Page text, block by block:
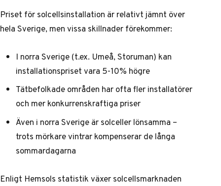
Priset för solcellsinstallation är relativt jämnt över
hela Sverige, men vissa skillnader förekommer:
I norra Sverige (t.ex. Umeå, Storuman) kan
installationspriset vara 5-10% högre
Tätbefolkade områden har ofta fler installatörer
och mer konkurrenskraftiga priser
Även i norra Sverige är solceller lönsamma –
trots mörkare vintrar kompenserar de långa
sommardagarna
Enligt Hemsols statistikväxer solcellsmarknaden